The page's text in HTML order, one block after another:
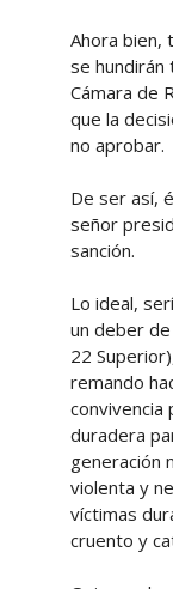
Ahora bien,
se hundirán
Cámara de
que la
no aprobar.
De ser así,
señor
sanción.
Lo ideal,
un deber
22
remando
convivencia
duradera
generación
violenta y
víctimas
cruento y